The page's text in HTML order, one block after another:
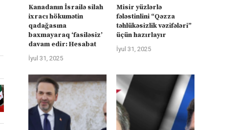
Kanadanın İsrailə silah
ixracı hökumətin
qadağasına
baxmayaraq ‘fasiləsiz’
davam edir: Hesabat
İyul 31, 2025
Misir yüzlərlə
fələstinlini “Qəzza
təhlükəsizlik vəzifələri”
üçün hazırlayır
İyul 31, 2025